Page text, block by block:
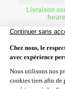
Livraison
Découvrez une